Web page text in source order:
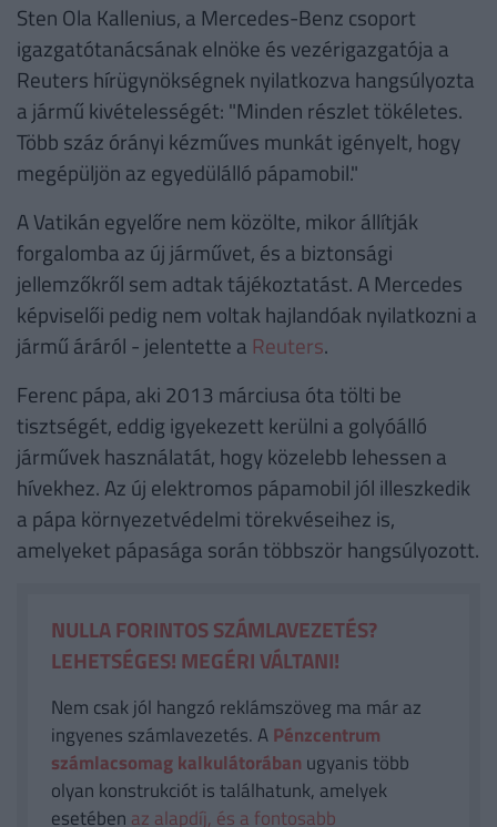
Sten Ola Kallenius, a Mercedes-Benz csoport
igazgatótanácsának elnöke és vezérigazgatója a
Reuters hírügynökségnek nyilatkozva hangsúlyozta
a jármű kivételességét: "Minden részlet tökéletes.
Több száz órányi kézműves munkát igényelt, hogy
megépüljön az egyedülálló pápamobil."
A Vatikán egyelőre nem közölte, mikor állítják
forgalomba az új járművet, és a biztonsági
jellemzőkről sem adtak tájékoztatást. A Mercedes
képviselői pedig nem voltak hajlandóak nyilatkozni a
jármű áráról - jelentette a Reuters.
Ferenc pápa, aki 2013 márciusa óta tölti be
tisztségét, eddig igyekezett kerülni a golyóálló
járművek használatát, hogy közelebb lehessen a
hívekhez. Az új elektromos pápamobil jól illeszkedik
a pápa környezetvédelmi törekvéseihez is,
amelyeket pápasága során többször hangsúlyozott.
NULLA FORINTOS SZÁMLAVEZETÉS?
LEHETSÉGES! MEGÉRI VÁLTANI!
Nem csak jól hangzó reklámszöveg ma már az
ingyenes számlavezetés. APénzcentrum
számlacsomag kalkulátorában ugyanis több
olyan konstrukciót is találhatunk, amelyek
esetében az alapdíj, és a fontosabb